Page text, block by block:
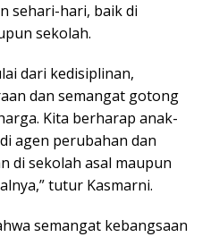
sehari-hari, baik di
sekolah.
dari kedisiplinan,
dan semangat gotong
Kita berharap anak-
agen perubahan dan
di sekolah asal maupun
tutur Kasmarni.
semangat kebangsaan